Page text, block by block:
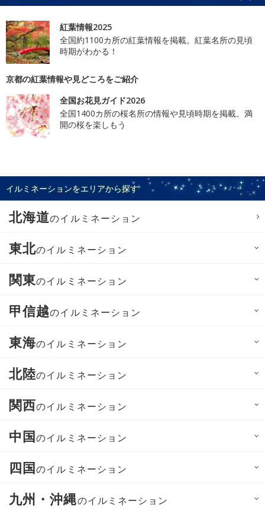
紅葉情報2025
全国約1100カ所の紅葉情報を掲載。紅葉名所の見頃
時期がわかる！
京都の紅葉情報や見どころをご紹介
全国お花見ガイド2026
全国1400カ所の桜名所の情報や見頃時期を掲載。満
開の桜を楽しもう
イルミネーションをエリアから探す
北海道のイルミネーション
東北のイルミネーション
関東のイルミネーション
甲信越のイルミネーション
東海のイルミネーション
北陸のイルミネーション
関西のイルミネーション
中国のイルミネーション
四国のイルミネーション
九州・沖縄のイルミネーション